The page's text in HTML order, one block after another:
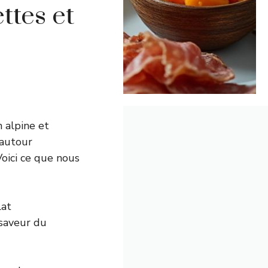
et
alpine et
ce que nous
du